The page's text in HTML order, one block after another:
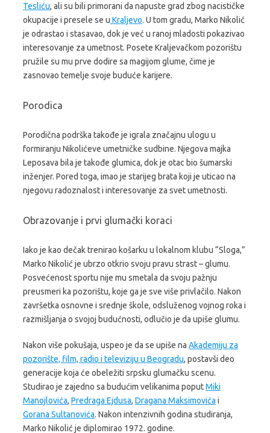
Tesliću, ali su bili primorani da napuste grad zbog nacističke
okupacije i presele se u Kraljevo. U tom gradu, Marko Nikolić
je odrastao i stasavao, dok je već u ranoj mladosti pokazivao
interesovanje za umetnost. Posete Kraljevačkom pozorištu
pružile su mu prve dodire sa magijom glume, čime je
zasnovao temelje svoje buduće karijere.
Porodica
Porodična podrška takođe je igrala značajnu ulogu u
formiranju Nikolićeve umetničke sudbine. Njegova majka
Leposava bila je takođe glumica, dok je otac bio šumarski
inženjer. Pored toga, imao je starijeg brata koji je uticao na
njegovu radoznalost i interesovanje za svet umetnosti.
Obrazovanje i prvi glumački koraci
Iako je kao dečak trenirao košarku u lokalnom klubu “Sloga,”
Marko Nikolić je ubrzo otkrio svoju pravu strast – glumu.
Posvećenost sportu nije mu smetala da svoju pažnju
preusmeri ka pozorištu, koje ga je sve više privlačilo. Nakon
završetka osnovne i srednje škole, odsluženog vojnog roka i
razmišljanja o svojoj budućnosti, odlučio je da upiše glumu.
Nakon više pokušaja, uspeo je da se upiše na Akademiju za
pozorište, film, radio i televiziju u Beogradu, postavši deo
generacije koja će obeležiti srpsku glumačku scenu.
Studirao je zajedno sa budućim velikanima poputMiki
Manojlovića, Predraga Ejdusa, Dragana Maksimovića i
Gorana Sultanovića. Nakon intenzivnih godina studiranja,
Marko Nikolić je diplomirao 1972. godine.